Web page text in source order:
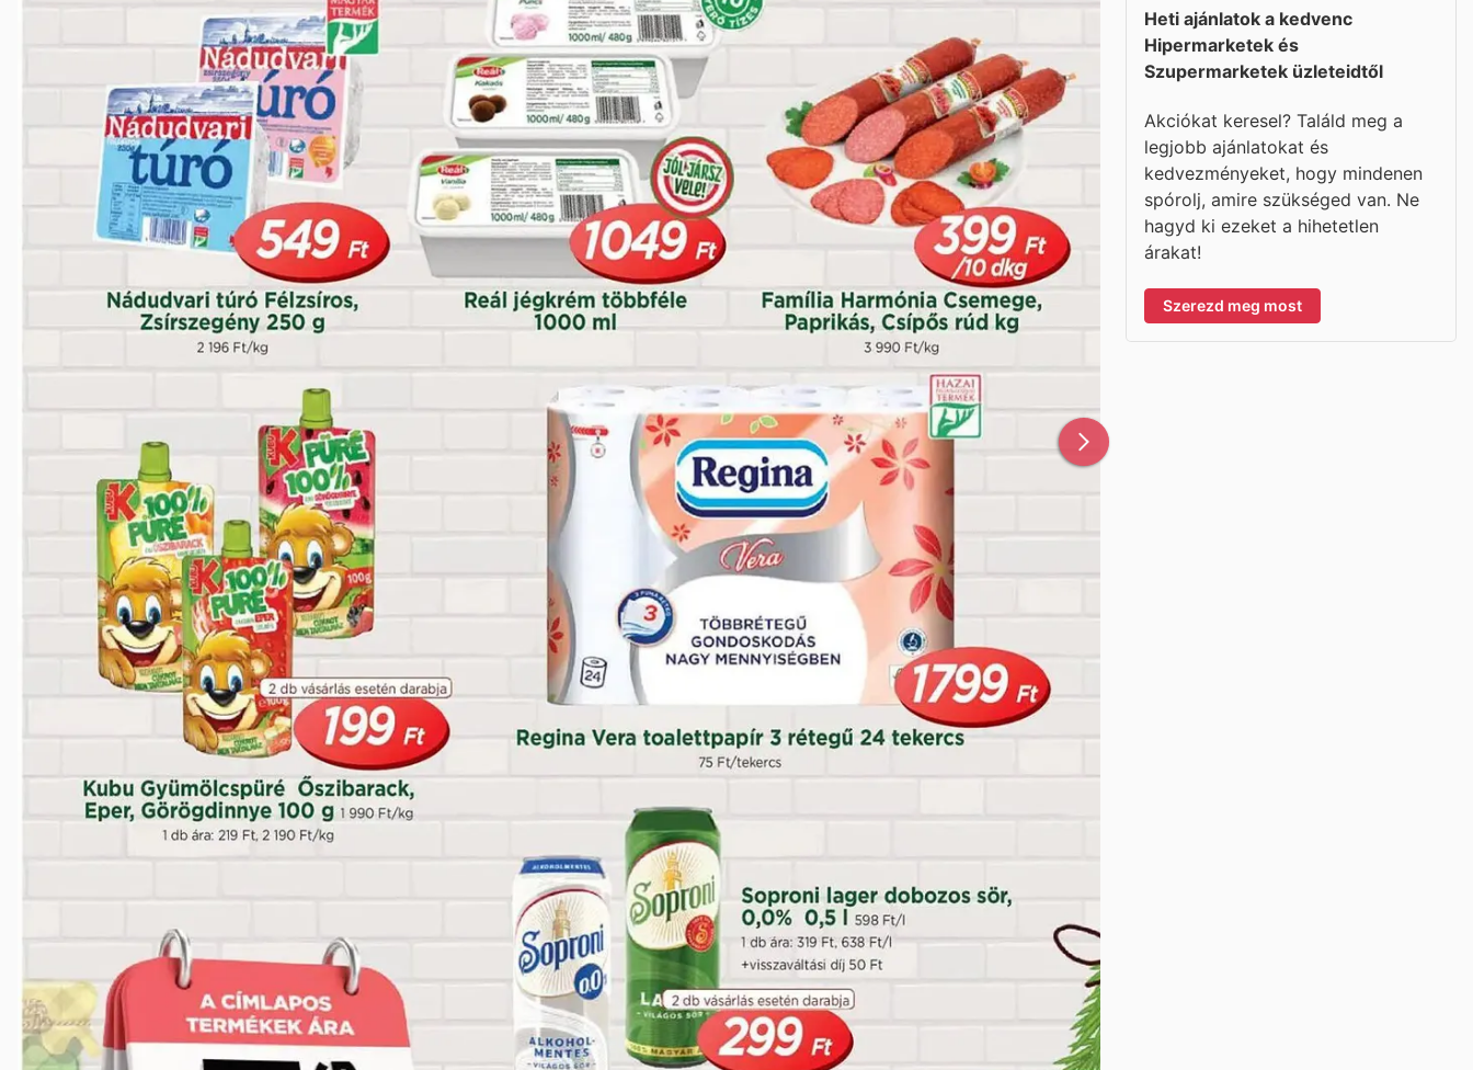
Heti ajánlatok a kedvenc
Hipermarketek és
Szupermarketek üzleteidtől
Akciókat keresel? Találd meg a
legjobb ajánlatokat és
kedvezményeket, hogy mindenen
spórolj, amire szükséged van. Ne
hagyd ki ezeket a hihetetlen
árakat!
Szerezd meg most